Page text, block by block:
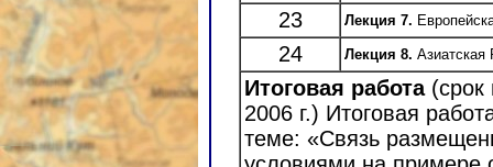
23 Лекция 7.
24 Лекция 8. Азиатская
Итоговая работа(срок
2006 г.) Итоговая
теме: «Связь